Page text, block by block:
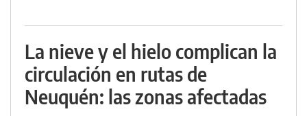
La nieve y el hielo complican la
circulación en rutas de
Neuquén: las zonas afectadas